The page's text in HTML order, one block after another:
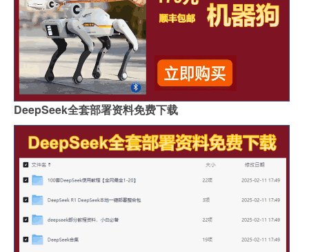
DeepSeek全套部署资料免费下载